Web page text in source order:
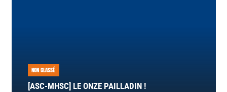
NON CLASSÉ
[ASC-MHSC] LE ONZE PAILLADIN !